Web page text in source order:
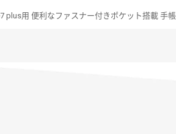
plus用 便利なファスナー付きポケット搭載 手